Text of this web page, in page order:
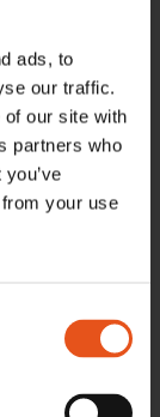
ads, to
our traffic.
our site with
partners who
your use
cookies.
upp
förbättra vår
av
vidtar alla
som samlas i